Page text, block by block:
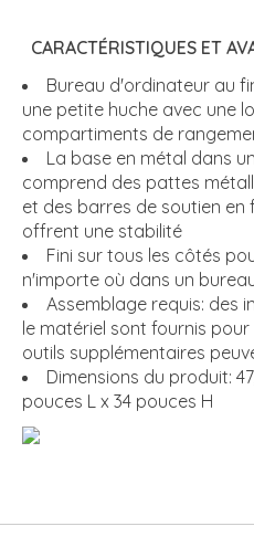
CARACTÉRISTIQUES ET
Bureau d'ordinateur au
une petite huche avec une
compartiments de
La base en métal dans
comprend des pattes
et des barres de soutien en
offrent une stabilité
Fini sur tous les côtés
n'importe où dans un
Assemblage requis: des
le matériel sont fournis
outils supplémentaires
Dimensions du produit:
pouces L x 34 pouces H